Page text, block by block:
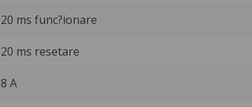
20 ms func?ionare
20 ms resetare
8 A